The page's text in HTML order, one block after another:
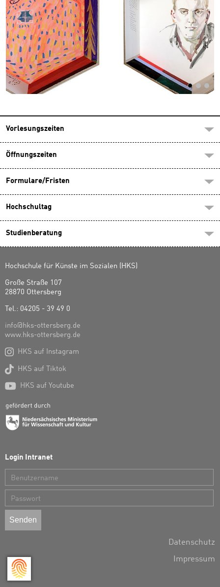
Vorlesungszeiten
Öffnungszeiten
Formulare/Fristen
Hochschultag
Studienberatung
Hochschule für Künste im Sozialen (HKS)
Große Straße 107
28870 Ottersberg
Tel.: 04205 - 39 49 0
info@hks-ottersberg.de
www.hks-ottersberg.de
 HKS auf Instagram
 HKS auf Tiktok
 HKS auf Youtube
Login Intranet
Benutzername
Passwort
Datenschutz
Impressum